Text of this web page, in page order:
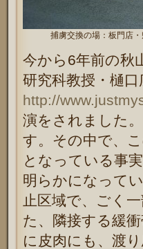
捕虜交換の場：板門店
今から6年前の秋
研究科教授・樋
http://
演をされました
す。その中で、
となっている事
明らかになって
止区域で、ごく
た、隣接する緩
に皮肉にも、渡